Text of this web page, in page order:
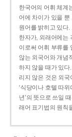
한국어의 어휘 체계
어에 차이가 있을
원어를 밝히고 있다
한자가, 외래어에는
이로써 어휘 부류를
않는 외국어와 개념
하지 않을 때가 있다
리지 않은 것은 외국
‘식당이나 호텔 따
년’의 뜻으로 쓰일
래어 표기법의 원칙